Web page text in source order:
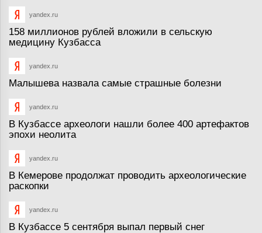
yandex.ru
158 миллионов рублей вложили в сельскую
медицину Кузбасса
yandex.ru
Малышева назвала самые страшные болезни
yandex.ru
В Кузбассе археологи нашли более 400 артефактов
эпохи неолита
yandex.ru
В Кемерове продолжат проводить археологические
раскопки
yandex.ru
В Кузбассе 5 сентября выпал первый снег